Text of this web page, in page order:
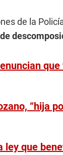
de la
“hija
ley que